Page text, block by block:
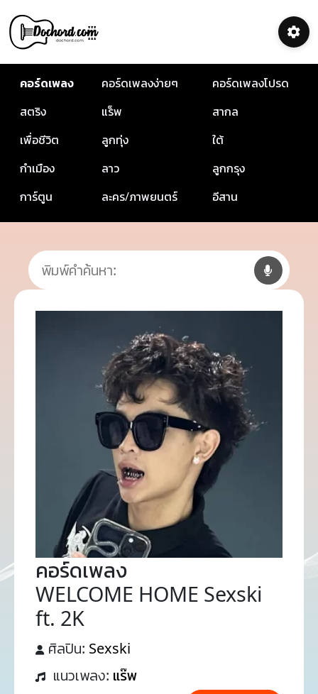
คอร์ดเพลง คอร์ดเพลงง่ายๆ
คอร์ดเพลงโปรด
สตริง
แร็พ
สากล
เพื่อชีวิต
ลูกทุ่ง
ใต้
กำเมือง
ลาว
ลูกกรุง
การ์ตูน
ละคร/ภาพยนตร์ อีสาน
คอร์ดเพลง
WELCOME HOME Sexski
ft. 2K
ศิลปิน: Sexski
แนวเพลง: แร๊พ